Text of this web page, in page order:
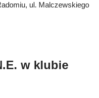
ul. Malczewskiego
w klubie